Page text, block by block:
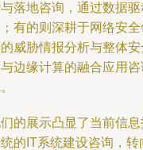
落地咨询，通过数据
有的则深耕于网络安
威胁情报分析与整体
边缘计算的融合应用
的展示凸显了当前信
的IT系统建设咨询，